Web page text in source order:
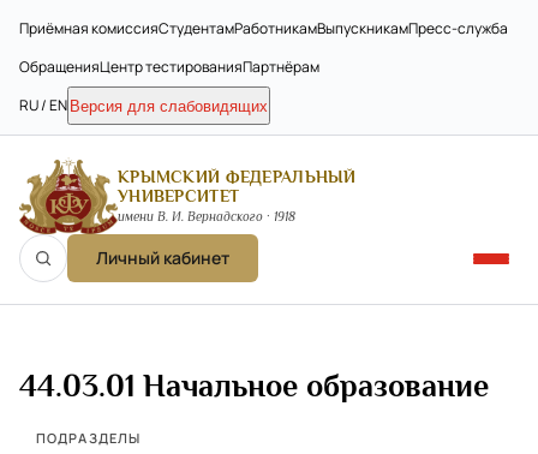
Приёмная комиссияСтудентамРаботникамВыпускникамПресс-служба
ОбращенияЦентр тестированияПартнёрам
RU / EN Версия для слабовидящих
КРЫМСКИЙ ФЕДЕРАЛЬНЫЙ
УНИВЕРСИТЕТ
имени В. И. Вернадского · 1918
Личный кабинет
44.03.01 Начальное образование
ПОДРАЗДЕЛЫ